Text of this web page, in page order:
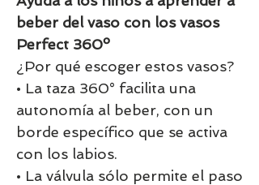
beber del vaso con los vasos
Perfect 360º
¿Por qué escoger estos vasos?
• La taza 360° facilita una
autonomía al beber, con un
borde específico que se activa
con los labios.
• La válvula sólo permite el paso